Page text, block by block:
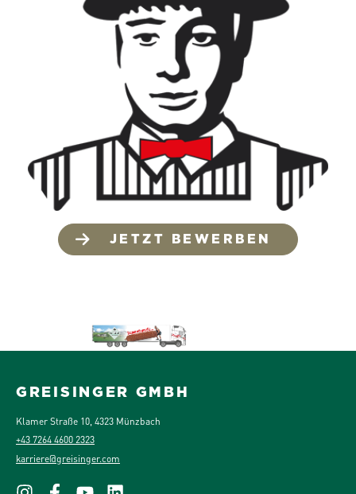
JETZT BEWERBEN
GREISINGER GMBH
Klamer Straße 10, 4323 Münzbach
+43 7264 4600 2323
karriere@greisinger.com